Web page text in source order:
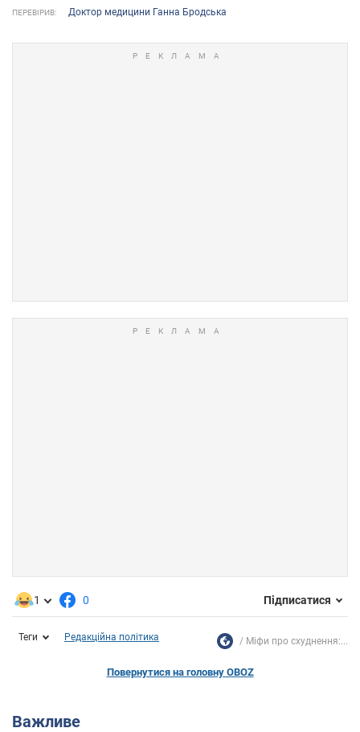
ПЕРЕВІРИВ: Доктор медицини Ганна Бродська
1 0 Підписатися
Теги Редакційна політика Міфи про схуднення:...
Повернутися на головну OBOZ
Важливе